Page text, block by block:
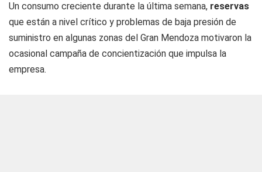
Un consumo creciente durante la última semana, reservas
que están a nivel crítico y problemas de baja presión de
suministro en algunas zonas del Gran Mendoza motivaron la
ocasional campaña de concientización que impulsa la
empresa.